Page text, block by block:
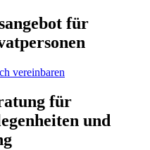
für
vereinbaren
für
und